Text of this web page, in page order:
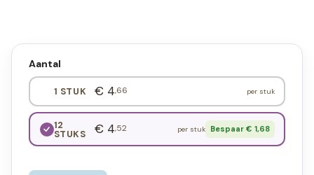
Aantal
1 STUK € 4,66 per stuk
12
STUKS € 4,52 per stuk Bespaar € 1,68